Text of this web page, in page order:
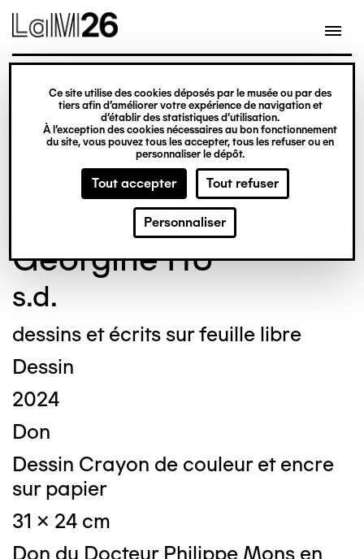
Gestion des cookies
Ce site utilise des cookies déposés par le musée ou par des
tiers afin d’améliorer votre expérience de navigation et
d’établir des statistiques d’utilisation.
À l’exception des cookies nécessaires au bon fonctionnement
du site, vous pouvez tous les accepter, tous les refuser ou en
personnaliser le dépôt.
Tout accepter Tout refuser
Personnaliser
contenu
© Crédit photo : Nicolas Dewitte/LaM Lille
métropole musée d’art moderne d’art
contemporain et d’art brut
Georgine HU
s.d.
dessins et écrits sur feuille libre
Dessin
2024
Don
Dessin Crayon de couleur et encre
sur papier
31 x 24 cm
Don du Docteur Philippe Mons en